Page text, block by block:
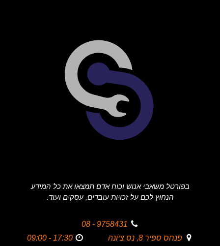
בפורטל משאבי אנוש וכוח אדם תמצאו את כל המידע
הנחוץ לכם על זכויות עובדים, עסקים ועוד.
9758431 - 08
פנחס ספיר 8, נס ציונה
17:30 - 09:00